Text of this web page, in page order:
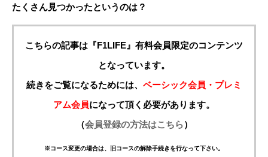
たくさん見つかったというのは？
こちらの記事は『F1LIFE』有料会員限定のコンテンツ
となっています。
続きをご覧になるためには、 ベーシック会員・プレミ
アム会員になって頂く必要があります。
（会員登録の方法はこちら）
※コース変更の場合は、旧コースの解除手続きを行なって下さい。